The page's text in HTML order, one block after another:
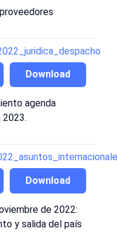
Download
agenda
2023.
Download
de 2022:
y salida del país